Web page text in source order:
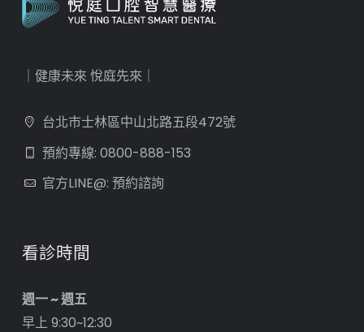
｜健康未來 悅庭先來｜
台北市士林區中山北路五段472號
預約專線: 0800-888-153
官方LINE@: 預約諮詢
看診時間
週一 ~ 週五
早上 9:30~12:30